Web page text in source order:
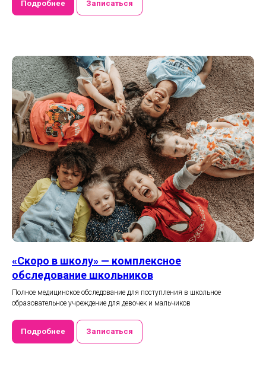
Подробнее Записаться
«Скоро в школу» — комплексное
обследование школьников
Полное медицинское обследование для поступления в школьное
образовательное учреждение для девочек и мальчиков
Подробнее Записаться